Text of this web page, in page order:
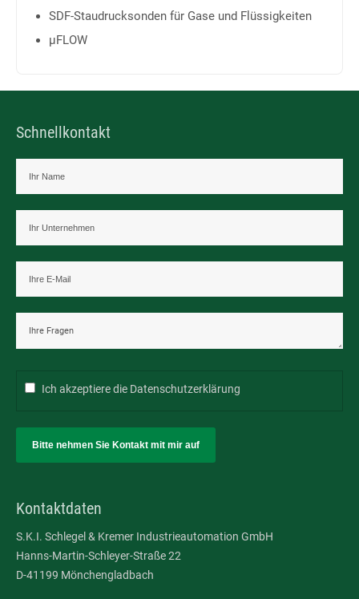
SDF-Staudrucksonden für Gase und Flüssigkeiten
µFLOW
Schnellkontakt
Ich akzeptiere die Datenschutzerklärung
Bitte nehmen Sie Kontakt mit mir auf
Kontaktdaten
S.K.I. Schlegel & Kremer Industrieautomation GmbH
Hanns-Martin-Schleyer-Straße 22
D-41199 Mönchengladbach